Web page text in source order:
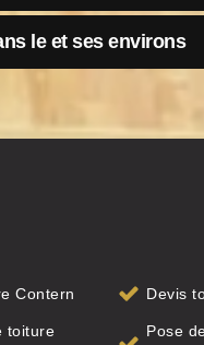
le et ses environs
Contern
toiture
Devis
Pose